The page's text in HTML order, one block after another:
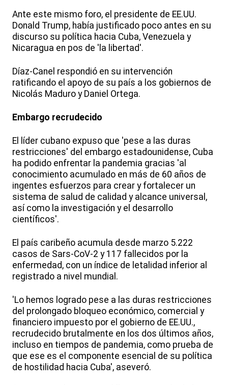
Ante este mismo foro, el presidente de EE.UU.
Donald Trump, había justificado poco antes en su
discurso su política hacia Cuba, Venezuela y
Nicaragua en pos de 'la libertad'.
Díaz-Canel respondió en su intervención
ratificando el apoyo de su país a los gobiernos de
Nicolás Maduro y Daniel Ortega.
Embargo recrudecido
El líder cubano expuso que 'pese a las duras
restricciones' del embargo estadounidense, Cuba
ha podido enfrentar la pandemia gracias 'al
conocimiento acumulado en más de 60 años de
ingentes esfuerzos para crear y fortalecer un
sistema de salud de calidad y alcance universal,
así como la investigación y el desarrollo
científicos'.
El país caribeño acumula desde marzo 5.222
casos de Sars-CoV-2 y 117 fallecidos por la
enfermedad, con un índice de letalidad inferior al
registrado a nivel mundial.
'Lo hemos logrado pese a las duras restricciones
del prolongado bloqueo económico, comercial y
financiero impuesto por el gobierno de EE.UU.,
recrudecido brutalmente en los dos últimos años,
incluso en tiempos de pandemia, como prueba de
que ese es el componente esencial de su política
de hostilidad hacia Cuba', aseveró.